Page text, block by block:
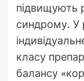
підвищують
синдрому. У
класу
балансу